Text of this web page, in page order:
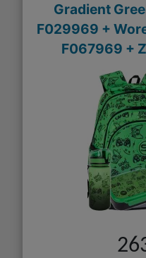
Gradient
F029969 +
F067969 +